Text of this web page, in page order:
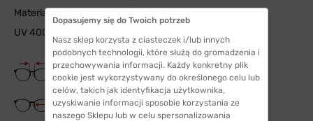
Materiał soczewki: triacetat
UV 400
Szerokość mostka
17 mm
Szerokość szkła
58 mm
Dopasujemy się do Twoich potrzeb
Nasz sklep korzysta z ciasteczek i/lub innych
podobnych technologii, które służą do gromadzenia i
przechowywania informacji. Każdy konkretny plik
cookie jest wykorzystywany do określonego celu lub
celów, takich jak identyfikacja użytkownika,
uzyskiwanie informacji sposobie korzystania ze
naszego Sklepu lub w celu spersonalizowania